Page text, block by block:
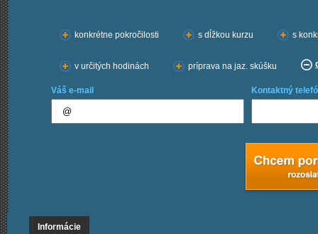
konkrétne pokročilosti
s dĺžkou kurzu s
v určitých hodinách príprava na jaz. skúšku
Váš e-mail Kontaktný
Informácie